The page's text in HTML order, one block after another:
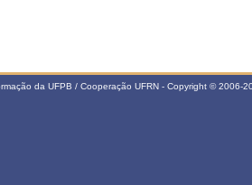
da UFPB / Cooperação UFRN - Copyright ©